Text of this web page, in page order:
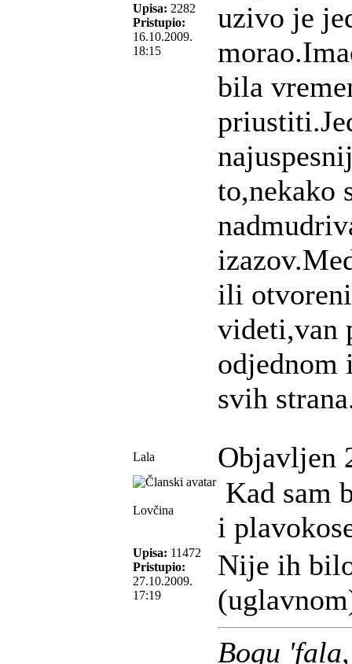
Upisa: 2282
Pristupio:
16.10.2009.
18:15
uzivo je
bila
to,nekako
ili
videti,van
odjednom
svih
Lala Objavljen
Lovčina
Upisa: 11472
Pristupio:
27.10.2009.
17:19
Kad sam
i
Nije ih
Bogu